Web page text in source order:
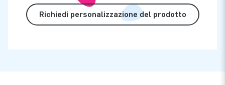
Richiedi personalizzazione del prodotto